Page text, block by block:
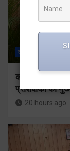
राज्य
कॉमनवेल्थ गेम्स
प्रशिक्षकों को
20 hours ago